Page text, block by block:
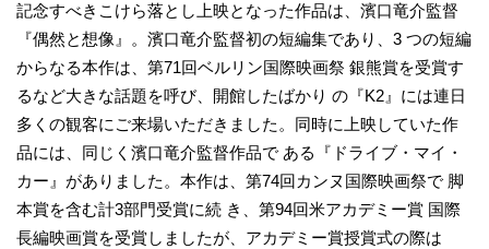
記念すべきこけら落とし上映となった作品は、濱口竜介監督
『偶然と想像』。濱口竜介監督初の短編集であり、3 つの短編
からなる本作は、第71回ベルリン国際映画祭 銀熊賞を受賞す
るなど大きな話題を呼び、開館したばかり の『K2』には連日
多くの観客にご来場いただきました。同時に上映していた作
品には、同じく濱口竜介監督作品で ある『ドライブ・マイ・
カー』がありました。本作は、第74回カンヌ国際映画祭で 脚
本賞を含む計3部門受賞に続 き、第94回米アカデミー賞 国際
長編映画賞を受賞しましたが、アカデミー賞授賞式の際は